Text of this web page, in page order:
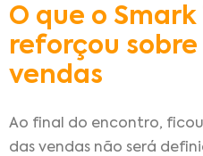
O que o Smark
reforçou
vendas
Ao final do encontro,
das vendas não será